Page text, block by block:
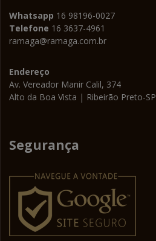
Whatsapp 16 98196-0027
Telefone 16 3637-4961
ramaga@ramaga.com.br
Endereço
Av. Vereador Manir Calil, 374
Alto da Boa Vista | Ribeirão Preto-SP
Segurança